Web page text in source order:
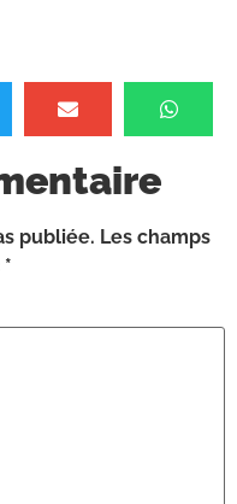
publiée. Les champs
*